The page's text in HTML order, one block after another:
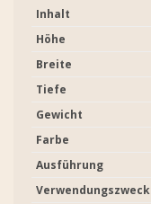
Inhalt
Höhe
Breite
Tiefe
Gewicht
Farbe
Ausführung
Verwendungszweck